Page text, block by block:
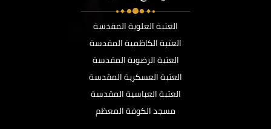
العتبة العلوية المقدسة
العتبة الكاظمية المقدسة
العتبة الرضوية المقدسة
العتبة العسكرية المقدسة
العتبة العباسية المقدسة
مسجد الكوفة المعظم